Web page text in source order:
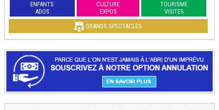
ENFANTS
ADOS
CULTURE
EXPOS
TOURISME
VISITES
GRANDS SPECTACLES